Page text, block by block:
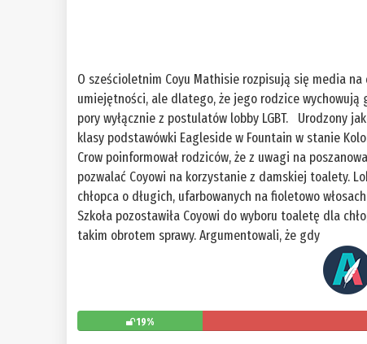
O sześcioletnim Coyu Mathisie rozpisują się media
umiejętności, ale dlatego, że jego rodzice
pory wyłącznie z postulatów lobby LGBT. Urodzony
klasy podstawówki Eagleside w Fountain w stanie
Crow poinformował rodziców, że z uwagi na
pozwalać Coyowi na korzystanie z damskiej toalety.
chłopca o długich, ufarbowanych na fioletowo
Szkoła pozostawiła Coyowi do wyboru toaletę dla
takim obrotem sprawy. Argumentowali, że gdy
19%